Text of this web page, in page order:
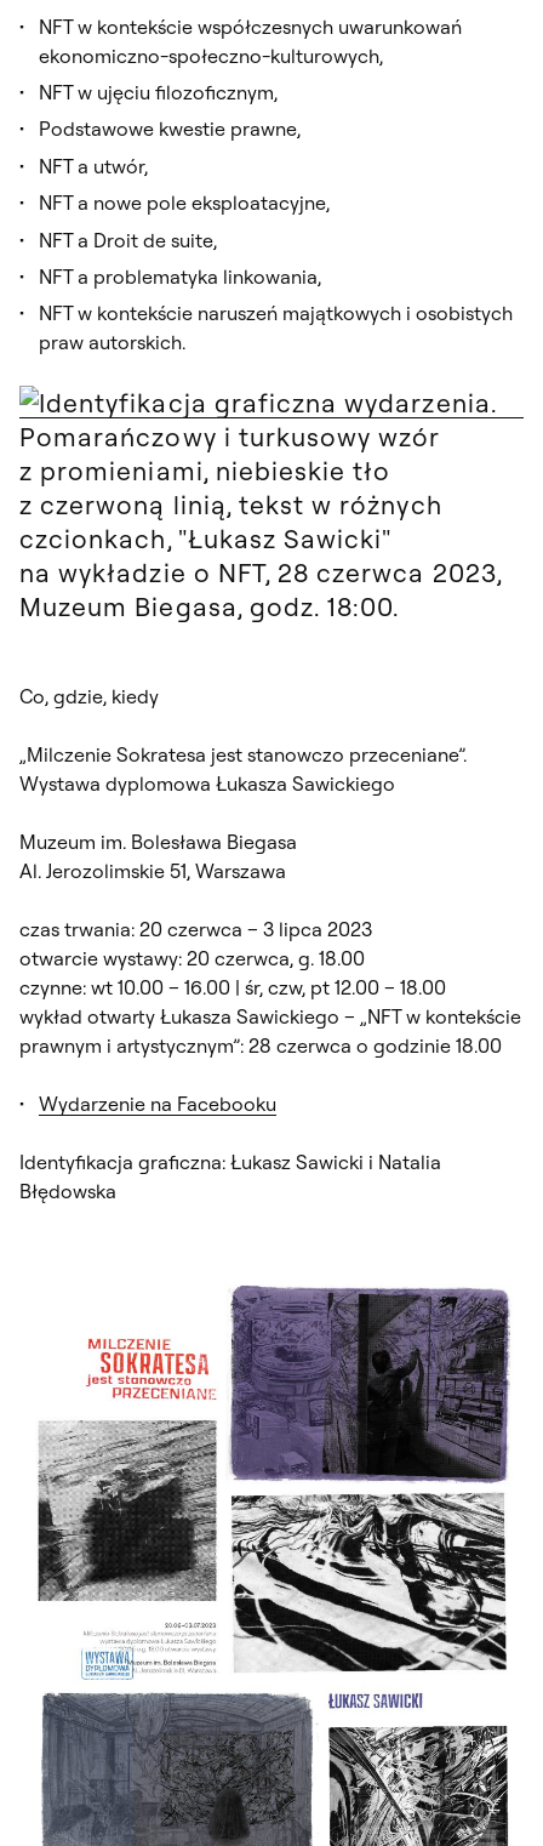
NFT w kontekście współczesnych uwarunkowań
ekonomiczno-społeczno-kulturowych,
NFT w ujęciu filozoficznym,
Podstawowe kwestie prawne,
NFT a utwór,
NFT a nowe pole eksploatacyjne,
NFT a Droit de suite,
NFT a problematyka linkowania,
NFT w kontekście naruszeń majątkowych i osobistych
praw autorskich.
Co, gdzie, kiedy
„Milczenie Sokratesa jest stanowczo przeceniane”.
Wystawa dyplomowa Łukasza Sawickiego
Muzeum im. Bolesława Biegasa
Al. Jerozolimskie 51, Warszawa
czas trwania: 20 czerwca – 3 lipca 2023
otwarcie wystawy: 20 czerwca, g. 18.00
czynne: wt 10.00 – 16.00 | śr, czw, pt 12.00 – 18.00
wykład otwarty Łukasza Sawickiego – „NFT w kontekście
prawnym i artystycznym”: 28 czerwca o godzinie 18.00
Wydarzenie na Facebooku
Identyfikacja graficzna: Łukasz Sawicki i Natalia
Błędowska